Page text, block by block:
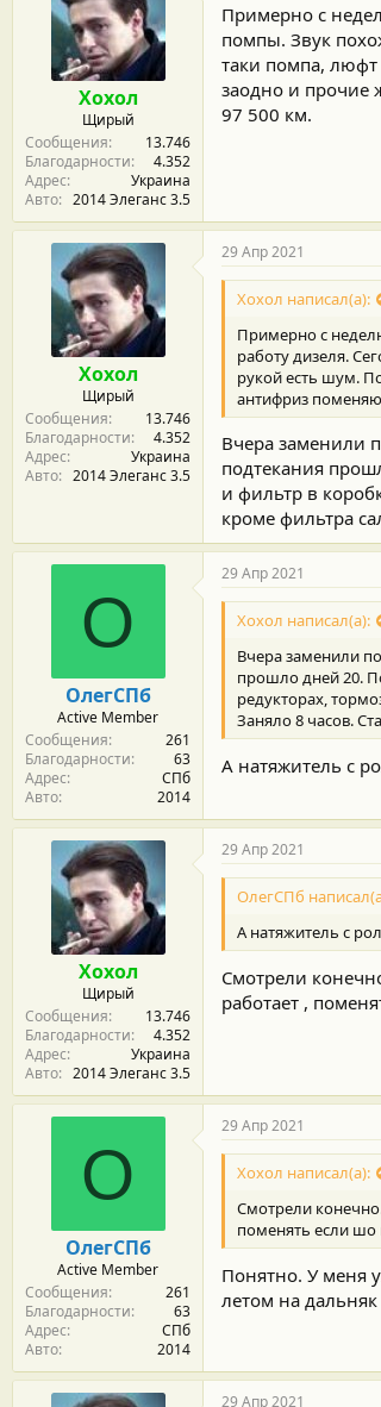
Хохол
Щирый
Сообщения
13.746
Благодарности
4.352
Адрес
Украина
Авто
2014 Элеганс 3.5
Примерно с
помпы. Звук
таки помпа, люфт
заодно и прочие
97 500 км.
Хохол
Щирый
Сообщения
13.746
Благодарности
4.352
Адрес
Украина
Авто
2014 Элеганс 3.5
29 Апр 2021
Хохол написал(а):
Примерно с
работу дизеля.
рукой есть шум.
антифриз
Вчера заменили
подтекания
и фильтр в
кроме фильтра
О
ОлегСПб
Active Member
Сообщения
261
Благодарности
63
Адрес
СПб
Авто
2014
29 Апр 2021
Хохол написал(а):
Вчера заменили
прошло дней 20.
редукторах,
Заняло 8 часов.
А натяжитель с
Хохол
Щирый
Сообщения
13.746
Благодарности
4.352
Адрес
Украина
Авто
2014 Элеганс 3.5
29 Апр 2021
ОлегСПб
А натяжитель с
Смотрели
работает ,
О
ОлегСПб
Active Member
Сообщения
261
Благодарности
63
Адрес
СПб
Авто
2014
29 Апр 2021
Хохол написал(а):
Смотрели
поменять если шо
Понятно. У меня
летом на
29 Апр 2021